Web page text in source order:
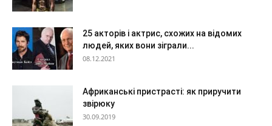
25 акторів і актрис, схожих на відомих
людей, яких вони зіграли...
08.12.2021
Африканські пристрасті: як приручити
звірюку
30.09.2019